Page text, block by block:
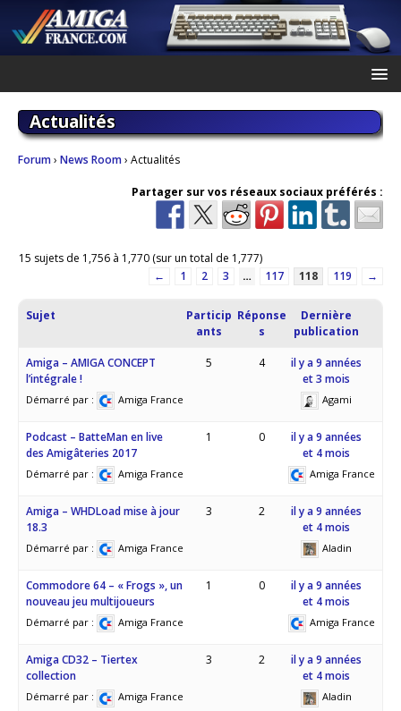
Actualités
Forum› News Room› Actualités
Partager sur vos réseaux sociaux préférés :
15 sujets de 1,756 à 1,770 (sur un total de 1,777)
←
1 2 3 … 117 118 119 →
Sujet
Particip
ants
Réponse
s
Dernière
publication
Amiga – AMIGA CONCEPT
l’intégrale !
Démarré par : Amiga France
5 4
il y a 9 années
et 3 mois
Agami
Podcast – BatteMan en live
des Amigâteries 2017
Démarré par : Amiga France
1 0
il y a 9 années
et 4 mois
Amiga France
Amiga – WHDLoad mise à jour
18.3
Démarré par : Amiga France
3 2
il y a 9 années
et 4 mois
Aladin
Commodore 64 – « Frogs », un
nouveau jeu multijoueurs
Démarré par : Amiga France
1 0
il y a 9 années
et 4 mois
Amiga France
Amiga CD32 – Tiertex
collection
Démarré par : Amiga France
3 2
il y a 9 années
et 4 mois
Aladin